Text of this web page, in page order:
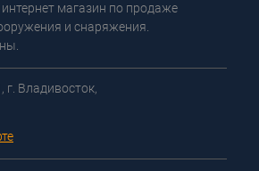
магазин по продаже
и снаряжения.
г. Владивосток,